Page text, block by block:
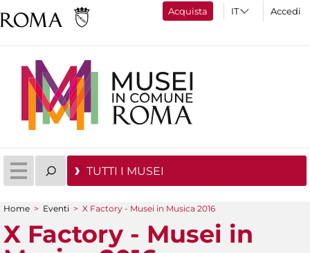
Acquista Accedi
TUTTI I MUSEI
Tu sei qui
Home > Eventi > X Factory - Musei in Musica 2016
X Factory - Musei in